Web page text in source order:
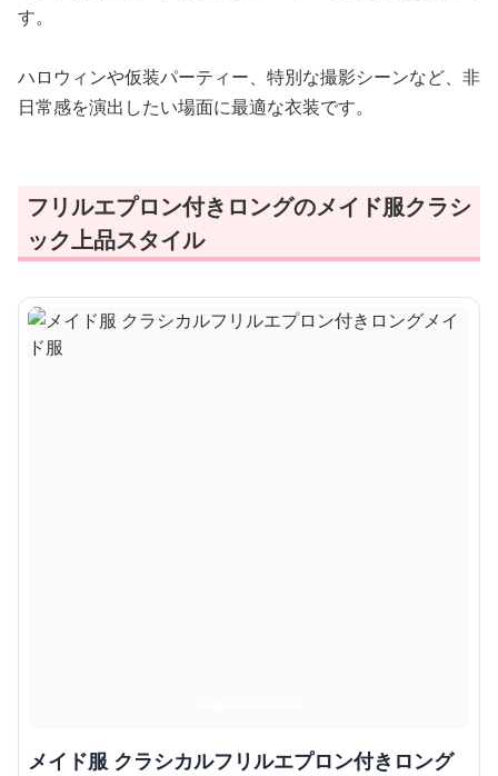
す。
ハロウィンや仮装パーティー、特別な撮影シーンなど、非
日常感を演出したい場面に最適な衣装です。
フリルエプロン付きロングのメイド服クラシ
ック上品スタイル
メイド服 クラシカルフリルエプロン付きロング